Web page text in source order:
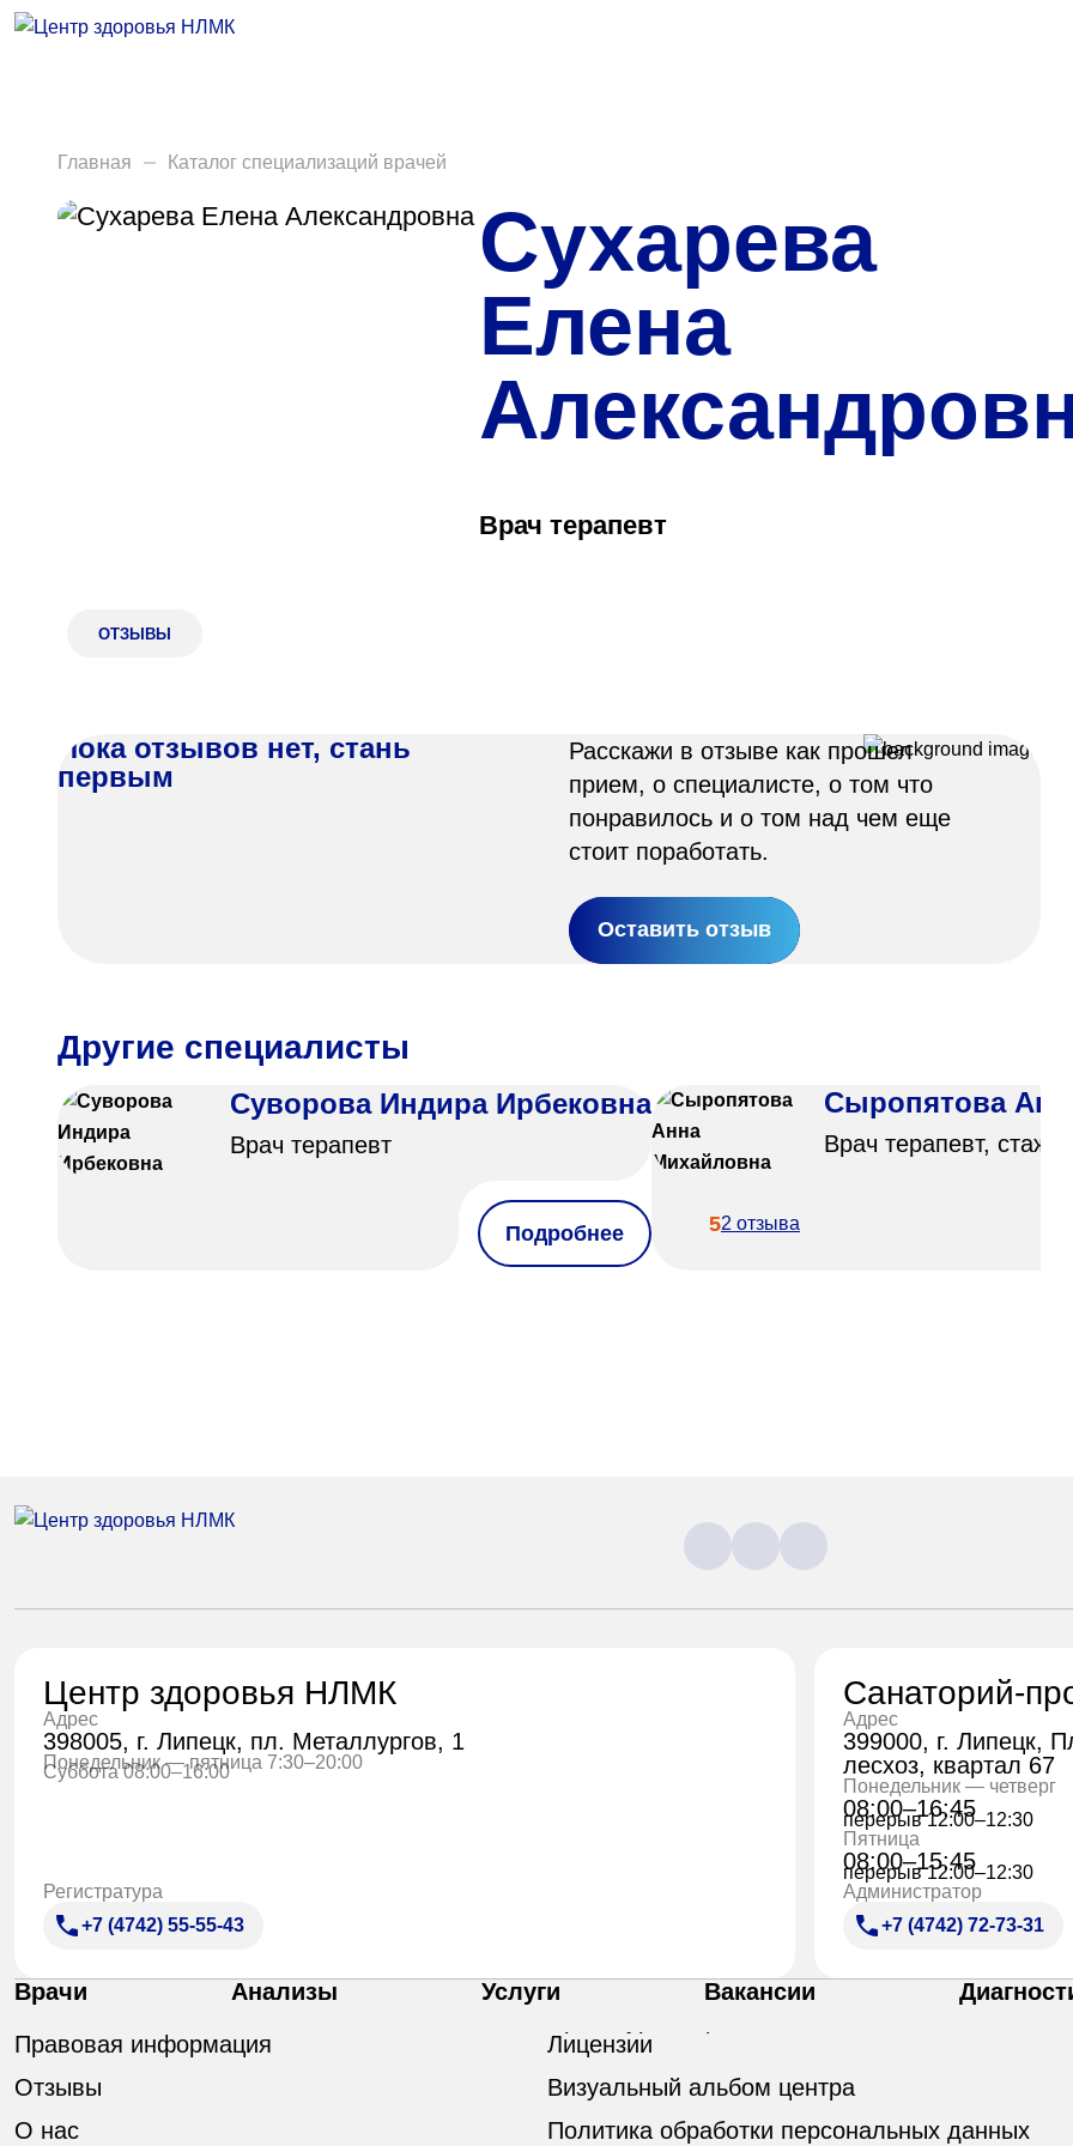
Анализы
Диагностика
Контакты
Версия для
Понедельник — пятница 7:30–20:00
Регистратура
Санаторий-
399000, г. Липецк,
Пятница
08:00–15:45
перерыв 12:00–12:30
Администратор
+7 (4742) 72-73-31
Главная Каталог специализаций врачей
Сухарева
Елена
Врач терапевт
ОТЗЫВЫ
Пока отзывов нет, стань
первым
Расскажи в отзыве как прошел
прием, о специалисте, о том что
понравилось и о том над чем еще
стоит поработать.
Оставить отзыв
Другие специалисты
Суворова Индира Ирбековна
Врач терапевт
Подробнее
Сыропятова
Врач терапевт, стаж 9
52 отзыва
Центр здоровья НЛМК
Адрес
398005, г. Липецк, пл. Металлургов, 1
Понедельник — пятница 7:30–20:00
Суббота 08:00–16:00
Регистратура
+7 (4742) 55-55-43
Санаторий-
Адрес
399000, г. Липецк,
лесхоз, квартал 67
Понедельник — четверг
08:00–16:45
перерыв 12:00–12:30
Пятница
08:00–15:45
перерыв 12:00–12:30
Администратор
+7 (4742) 72-73-31
Врачи Анализы Услуги Вакансии
Правовая информация
Отзывы
О нас
Лицензии
Визуальный альбом центра
Политика обработки персональных данных